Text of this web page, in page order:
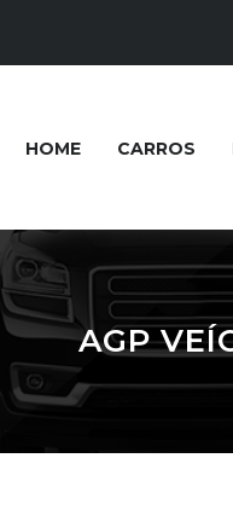
HOME CARROS
AGP